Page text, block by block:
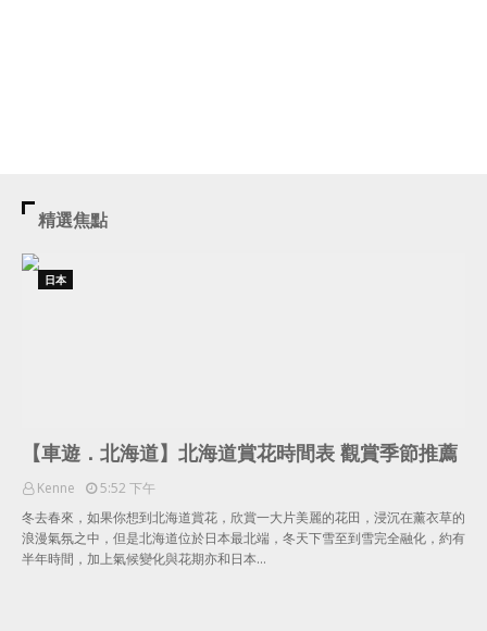
精選焦點
日本
【車遊．北海道】北海道賞花時間表 觀賞季節推薦
Kenne
5:52 下午
冬去春來，如果你想到北海道賞花，欣賞一大片美麗的花田，浸沉在薰衣草的
浪漫氣氛之中，但是北海道位於日本最北端，冬天下雪至到雪完全融化，約有
半年時間，加上氣候變化與花期亦和日本…